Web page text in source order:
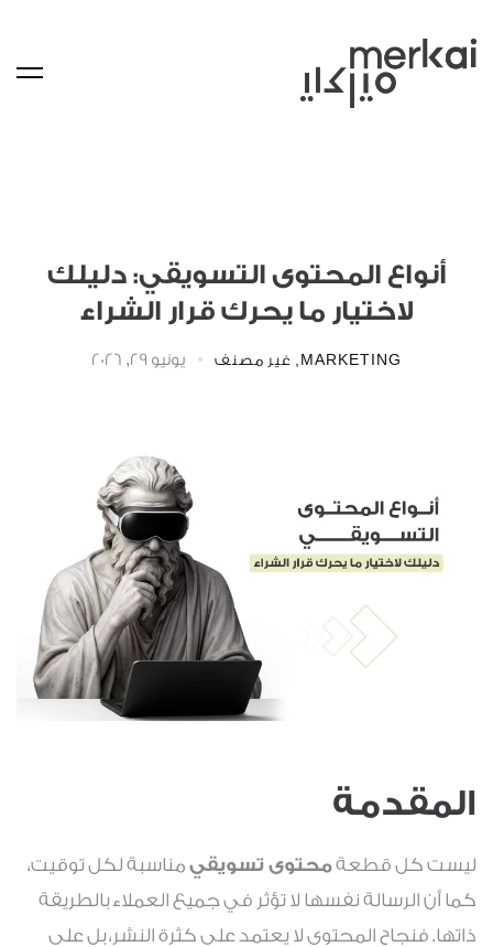
أنواع المحتوى التسويقي: دليلك
لاختيار ما يحرك قرار الشراء
MARKETING غير مصنف يونيو 29, 2026
المقدمة
ليست كل قطعةمحتوى تسويقي مناسبة لكل توقيت،
كما أن الرسالة نفسها لا تؤثر في جميع العملاء بالطريقة
ذاتها. فنجاح المحتوى لا يعتمد على كثرة النشر، بل على